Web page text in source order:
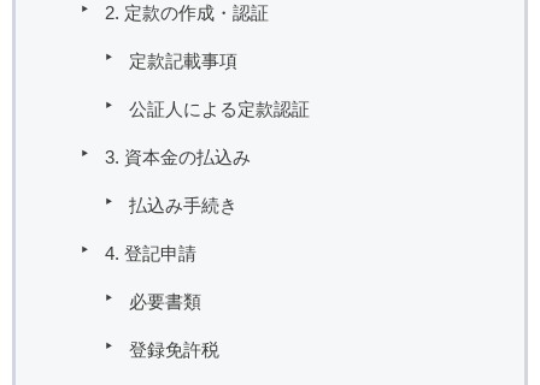
2. 定款の作成・認証
定款記載事項
公証人による定款認証
3. 資本金の払込み
払込み手続き
4. 登記申請
必要書類
登録免許税